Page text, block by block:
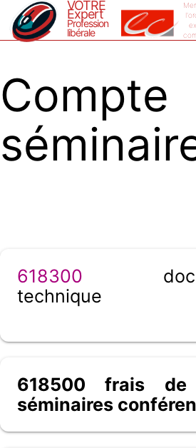
VOTRE
Expert
Profession
libérale
618300
technique
618500 frais de
séminaires